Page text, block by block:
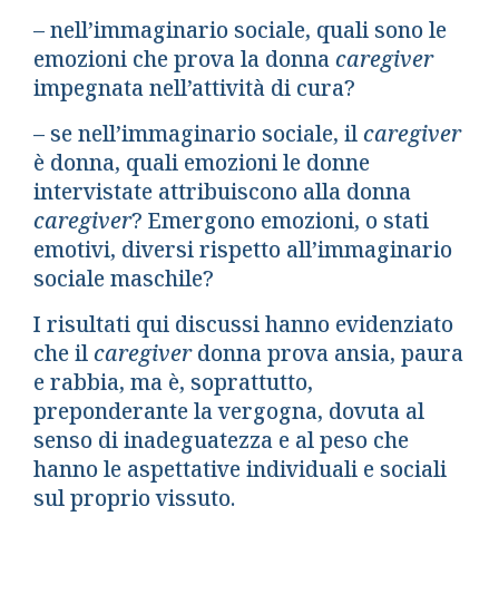
– nell’immaginario sociale, quali sono le
emozioni che prova la donnacaregiver
impegnata nell’attività di cura?
– se nell’immaginario sociale, ilcaregiver
è donna, quali emozioni le donne
intervistate attribuiscono alla donna
caregiver? Emergono emozioni, o stati
emotivi, diversi rispetto all’immaginario
sociale maschile?
I risultati qui discussi hanno evidenziato
che ilcaregiverdonna prova ansia, paura
e rabbia, ma è, soprattutto,
preponderante la vergogna, dovuta al
senso di inadeguatezza e al peso che
hanno le aspettative individuali e sociali
sul proprio vissuto.